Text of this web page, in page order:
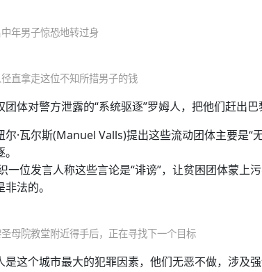
年男子惊恐地转过身
直拿走这位不知所措男子的钱
体对警方泄露的“系统驱逐”罗姆人，把他们赶出巴
·瓦尔斯(Manuel Valls)提出这些流动团体主要是“
位发言人称这些言论是“诽谤”，让贫困团体蒙上
法的。
母院教堂附近得手后，正在寻找下一个目标
是这个城市最大的犯罪因素，他们无恶不做，涉及